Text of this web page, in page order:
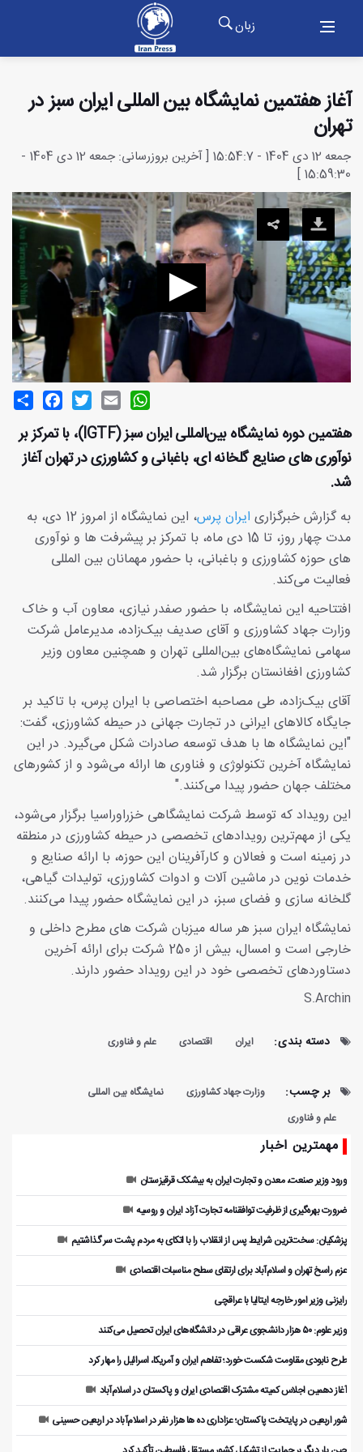
زبان
آغاز هفتمین نمایشگاه بین المللی ایران سبز در
تهران
جمعه 12 دی 1404 - 15:54:7 [ آخرین بروزرسانی: جمعه 12 دی 1404 -
15:59:30 ]
Share
FacebookTwitterEmail
WhatsApp
هفتمین دوره نمایشگاه بین‌المللی ایران سبز (IGTF)، با تمرکز بر
نوآوری های صنایع گلخانه ای، باغبانی و کشاورزی در تهران آغاز
شد.
به گزارش خبرگزاری ایران پرس
، این نمایشگاه از امروز 12 دی، به
مدت چهار روز، تا 15 دی ماه، با تمرکز بر پیشرفت ها و نوآوری
های حوزه کشاورزی و باغبانی، با حضور مهمانان بین المللی
فعالیت می‌کند.
افتتاحیه این نمایشگاه، با حضور صفدر نیازی، معاون آب و خاک
وزارت جهاد کشاورزی و آقای صدیف بیک‌زاده، مدیرعامل شرکت
سهامی نمایشگاه‌های بین‌المللی تهران و همچنین معاون وزیر
کشاورزی افغانستان برگزار شد.
آقای بیک‌زاده، طی مصاحبه اختصاصی با ایران پرس، با تاکید بر
جایگاه کالاهای ایرانی در تجارت جهانی در حیطه کشاورزی، گفت:
"این نمایشگاه ها با هدف توسعه صادرات شکل می‌گیرد. در این
نمایشگاه آخرین تکنولوژی و فناوری ها ارائه می‌شود و از کشورهای
مختلف جهان حضور پیدا می‌کنند."
این رویداد که توسط شرکت نمایشگاهی خزراوراسیا برگزار می‌شود،
یکی از مهم‌ترین رویدادهای تخصصی در حیطه کشاورزی در منطقه
در زمینه است و فعالان و کارآفرینان این حوزه، با ارائه صنایع و
خدمات نوین در ماشین آلات و ادوات کشاورزی، تولیدات گیاهی،
گلخانه سازی و فضای سبز، در این نمایشگاه حضور پیدا می‌کنند.
نمایشگاه ایران سبز هر ساله میزبان شرکت های مطرح داخلی و
خارجی است و امسال، بیش از 250 شرکت برای ارائه آخرین
دستاوردهای تخصصی خود در این رویداد حضور دارند.
S.Archin
دسته بندی: ایران اقتصادی علم و فناوری
بر چسب: وزارت جهاد کشاورزی
نمایشگاه بین المللی
علم و فناوری
مهمترین اخبار
ورود وزیر صنعت، معدن و تجارت ایران به بیشکک قرقیزستان
ضرورت بهره‌گیری از ظرفیت توافقنامه تجارت آزاد ایران و روسیه
پزشکیان: سخت‌ترین شرایط پس از انقلاب را با اتکای به مردم پشت سر گذاشتیم
عزم راسخ تهران و اسلام‌آباد برای ارتقای سطح مناسبات اقتصادی
رایزنی وزیر امور خارجه ایتالیا با عراقچی
وزیر علوم: ۵۰ هزار دانشجوی عراقی در دانشگاه‌های ایران تحصیل می‌کنند
طرح نابودی مقاومت شکست خورد؛ تفاهم ایران و آمریکا، اسرائیل را مهار کرد
آغاز دهمین اجلاس کمیته مشترک اقتصادی ایران و پاکستان در اسلام‌آباد
شور اربعین در پایتخت پاکستان؛ عزاداری ده ها هزار نفر در اسلام‌آباد در اربعین حسینی